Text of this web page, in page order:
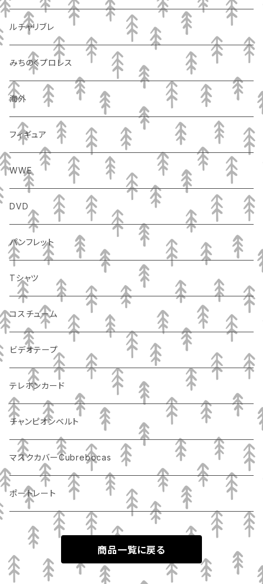
ルチャリブレ
みちのくプロレス
海外
フィギュア
WWE
DVD
パンフレット
Tシャツ
コスチューム
ビデオテープ
テレホンカード
チャンピオンベルト
マスクカバーCubrebocas
ポートレート
商品一覧に戻る